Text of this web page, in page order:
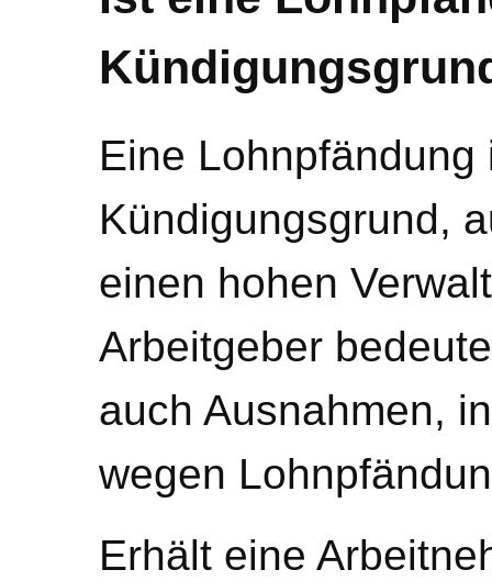
Eine
Kündigungsgrund,
einen hohen
Arbeitgeber
auch Ausnahmen,
wegen
Erhält eine